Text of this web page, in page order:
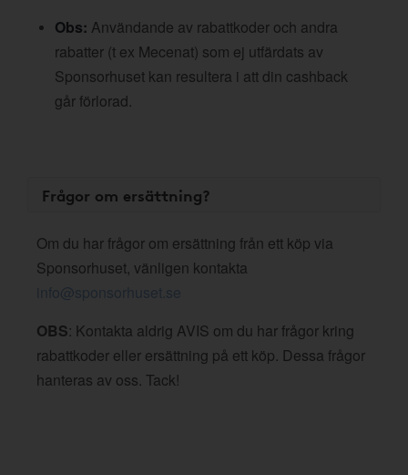
Obs: Användande av rabattkoder och andra
rabatter (t ex Mecenat) som ej utfärdats av
Sponsorhuset kan resultera i att din cashback
går förlorad.
Frågor om ersättning?
Om du har frågor om ersättning från ett köp via
Sponsorhuset, vänligen kontakta
info@sponsorhuset.se
OBS: Kontakta aldrig AVIS om du har frågor kring
rabattkoder eller ersättning på ett köp. Dessa frågor
hanteras av oss. Tack!